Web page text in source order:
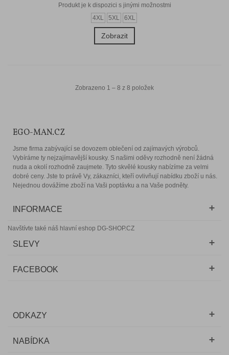
Produkt je k dispozici s jinými možnostmi
4XL
5XL 6XL
Zobrazit
Zobrazeno 1 – 8 z 8 položek
EGO-MAN.CZ
Jsme firma zabývající se dovozem oblečení od zajímavých výrobců.
Vybíráme ty nejzajímavější kousky. S našimi oděvy rozhodně není žádná
nuda a okolí rozhodně zaujmete. Tyto skvělé kousky nabízíme za velmi
dobré ceny. Jste to právě Vy, zákazníci, kteří ovlivňují nabídku zboží u nás.
Nejednou dovážíme zboží na Vaši poptávku a na Vaše podněty.
INFORMACE
Navštívte také náš hlavní eshop DG-SHOP.CZ
SLEVY
FACEBOOK
ODKAZY
NABÍDKA